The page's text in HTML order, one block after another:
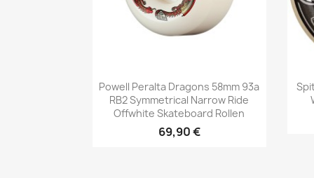
Vorschau
Powell Peralta Dragons 58mm 93a
RB2 Symmetrical Narrow Ride
Offwhite Skateboard Rollen
69,90 €